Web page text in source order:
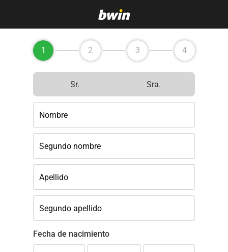
1 2 3 4
Sr. Sra.
Nombre
Segundo nombre
Apellido
Segundo apellido
Fecha de nacimiento